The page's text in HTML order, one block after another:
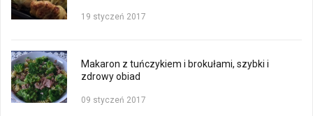
19 styczeń 2017
Makaron z tuńczykiem i brokułami, szybki i
zdrowy obiad
09 styczeń 2017